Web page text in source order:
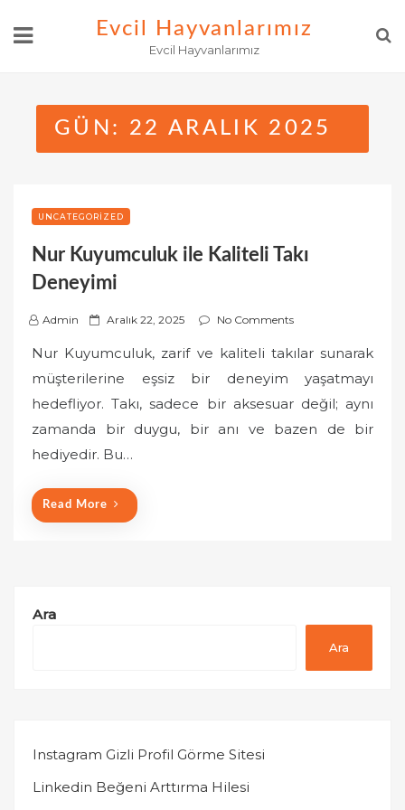
Evcil Hayvanlarımız
Evcil Hayvanlarımız
GÜN: 22 ARALIK 2025
UNCATEGORIZED
Nur Kuyumculuk ile Kaliteli Takı
Deneyimi
Admin
P
s
t
e
o
Aralık 22, 2025 No Comments
Nur Kuyumculuk, zarif ve kaliteli takılar sunarak
müşterilerine eşsiz bir deneyim yaşatmayı
hedefliyor. Takı, sadece bir aksesuar değil; aynı
zamanda bir duygu, bir anı ve bazen de bir
hediyedir. Bu…
Read More
Ara
Ara
Instagram Gizli Profil Görme Sitesi
Linkedin Beğeni Arttırma Hilesi